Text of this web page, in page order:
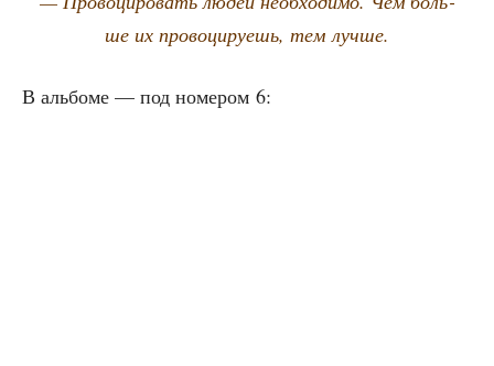
ше их про­во­ци­ру­ешь, тем лучше.
В аль­бо­ме — под номе­ром 6: